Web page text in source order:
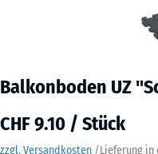
Balkonboden UZ
CHF 9.10 / Stück
zzgl. Versandkosten /Lieferung in